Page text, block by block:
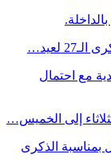
لعيد…
مع احتمال
إلى الخميس…
الذكرى